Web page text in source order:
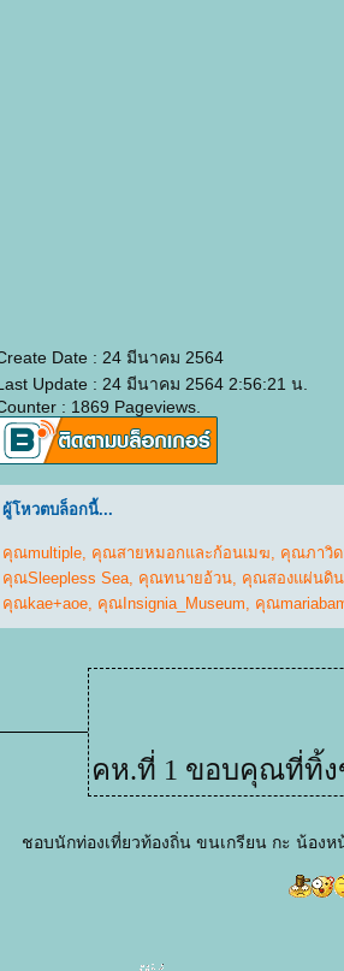
Date : 24 มีนาคม 2564
Update : 24 มีนาคม 2564 2:56:21 น.
: 1869 Pageviews.
ผู้โหวตบล็อกนี้...
คุณmultiple, คุณสายหมอกและก้อนเมฆ, คุณภาวิ
คุณSleepless Sea, คุณทนายอ้วน, คุณสองแผ่นดิน
คุณkae+aoe, คุณInsignia_Museum, คุณ
คห.ที่ 1 ขอบคุณที่ทิ้ง
ชอบนักท่องเที่ยวท้องถิ่น ขนเกรียน กะ น้อง